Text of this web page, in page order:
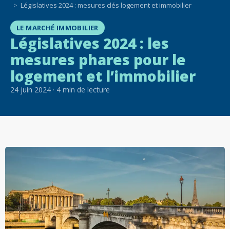
Législatives 2024 : mesures clés logement et immobilier
LE MARCHÉ IMMOBILIER
Législatives 2024 : les
mesures phares pour le
logement et l’immobilier
24 juin 2024 · 4 min de lecture